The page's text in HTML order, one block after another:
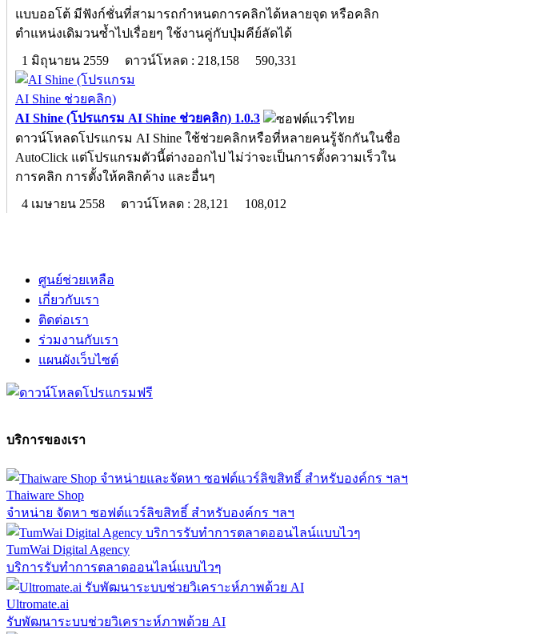
แบบออโต้ มีฟังก์ชั่นที่สามารถกำหนดการคลิกได้หลายจุด หรือคลิก
ตำแหน่งเดิมวนซ้ำไปเรื่อยๆ ใช้งานคู่กับปุ่มคีย์ลัดได้
1 มิถุนายน 2559
ดาวน์โหลด : 218,158 590,331
AI Shine (โปรแกรม AI Shine ช่วยคลิก) 1.0.3
ดาวน์โหลดโปรแกรม AI Shine ใช้ช่วยคลิกหรือที่หลายคนรู้จักกันในชื่อ
AutoClick แต่โปรแกรมตัวนี้ต่างออกไป ไม่ว่าจะเป็นการตั้งความเร็วใน
การคลิก การตั้งให้คลิกค้าง และอื่นๆ
4 เมษายน 2558
ดาวน์โหลด : 28,121 108,012
ศูนย์ช่วยเหลือ
เกี่ยวกับเรา
ติดต่อเรา
ร่วมงานกับเรา
แผนผังเว็บไซต์
บริการของเรา
Thaiware Shop
จำหน่าย จัดหา ซอฟต์แวร์ลิขสิทธิ์ สำหรับองค์กร ฯลฯ
TumWai Digital Agency
บริการรับทำการตลาดออนไลน์แบบไวๆ
Ultromate.ai
รับพัฒนาระบบช่วยวิเคราะห์ภาพด้วย AI